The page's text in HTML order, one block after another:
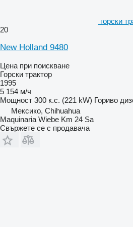
горски
20
New Holland 9480
Цена при поискване
Горски трактор
1995
5 154 м/ч
Мощност 300 к.с. (221 kW) Гориво
Мексико, Chihuahua
Maquinaria Wiebe Km 24 Sa
Свържете се с продавача